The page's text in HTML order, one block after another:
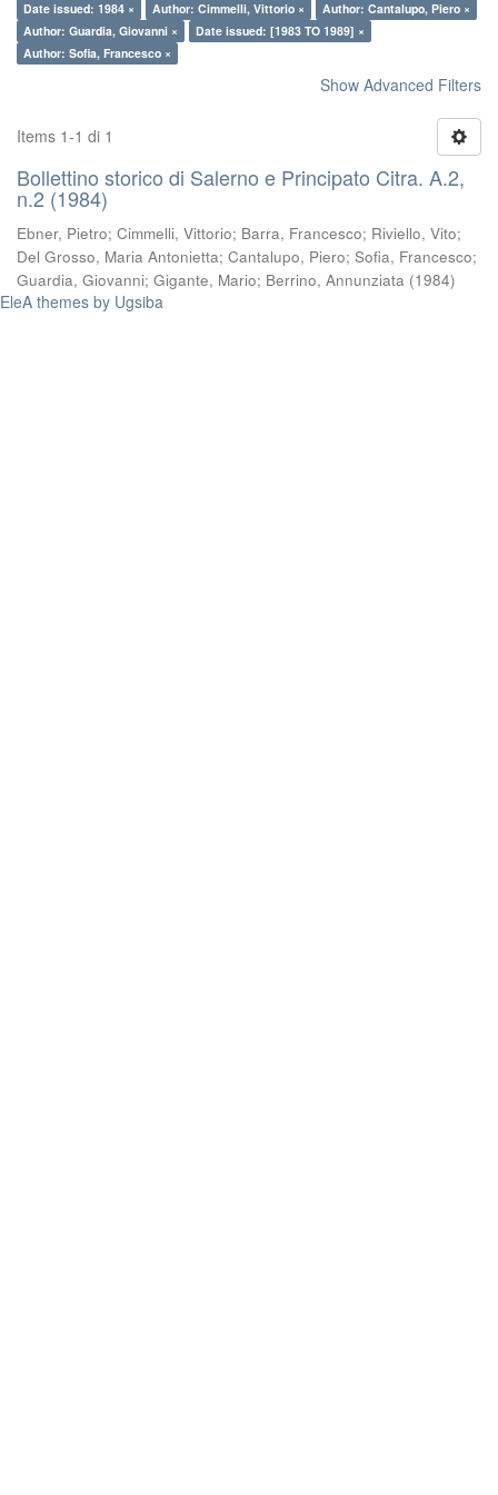
Date issued: 1984 ×
Author: Cimmelli, Vittorio ×
Author: Cantalupo, Piero ×
Author: Guardia, Giovanni ×
Date issued: [1983 TO 1989] ×
Author: Sofia, Francesco ×
Show Advanced Filters
Items 1-1 di 1
Bollettino storico di Salerno e Principato Citra. A.2,
n.2 (1984)
Ebner, Pietro; Cimmelli, Vittorio; Barra, Francesco; Riviello, Vito;
Del Grosso, Maria Antonietta; Cantalupo, Piero; Sofia, Francesco;
Guardia, Giovanni; Gigante, Mario; Berrino, Annunziata (1984)
EleA themes by Ugsiba